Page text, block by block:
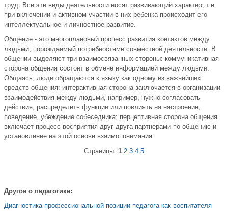
труд. Все эти виды деятельности носят развивающий характер, т.е.
при включении и активном участии в них ребенка происходит его
интеллектуальное и личностное развитие.
Общение - это многоплановый процесс развития контактов между
людьми, порождаемый потребностями совместной деятельности. В
общении выделяют три взаимосвязанных стороны: коммуникативная
сторона общения состоит в обмене информацией между людьми.
Общаясь, люди обращаются к языку как одному из важнейших
средств общения; интерактивная сторона заключается в организации
взаимодействия между людьми, например, нужно согласовать
действия, распределить функции или повлиять на настроение,
поведение, убеждение собеседника; перцептивная сторона общения
включает процесс восприятия друг друга партнерами по общению и
установление на этой основе взаимопонимания.
Страницы: 1 2 3 4 5
Другое о педагогике:
Диагностика профессиональной позиции педагога как воспитателя